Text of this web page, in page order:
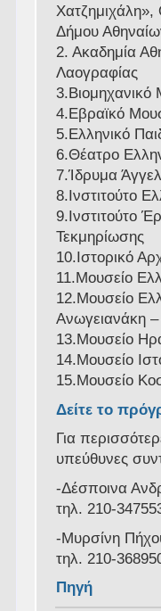
Χατζημιχάλη»,
Δήμου
2. Ακαδημία
Λαογραφίας
4.Εβραϊκό
5.Ελληνικό
6.Θέατρο
7.Ίδρυμα
8.Ινστιτούτο
9.Ινστιτούτο
Τεκμηρίωσης
10.Ιστορικό
11.Μουσείο
12.Μουσείο
Ανωγειανάκη –
13.Μουσείο
14.Μουσείο
15.Μουσείο
Δείτε το
Για
υπεύθυνες
-Δέσποινα
τηλ. 210-
-Μυρσίνη
τηλ. 210-
Πηγή